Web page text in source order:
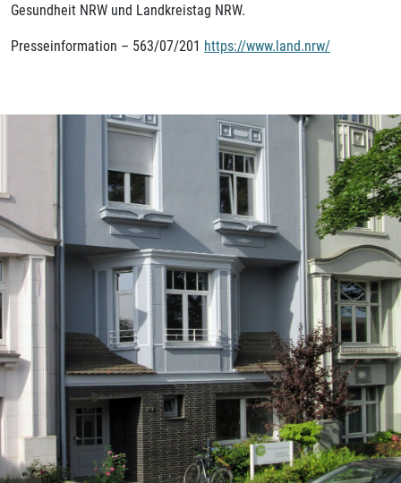
Gesundheit NRW und Landkreistag NRW.
Presseinformation – 563/07/201 https://www.land.nrw/